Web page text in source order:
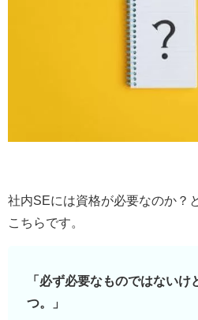
社内SEには資格が必要なのか？
こちらです。
「必ず必要なものではないけ
つ。」